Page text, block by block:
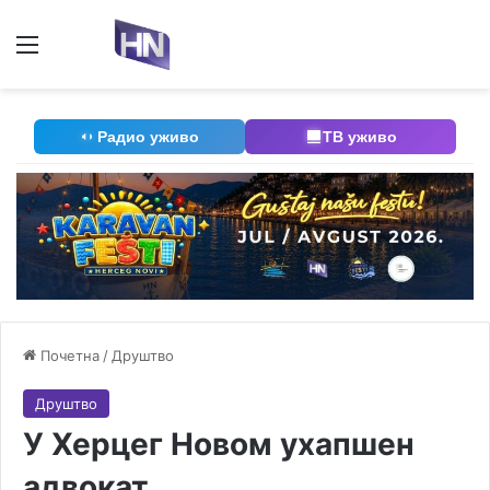
Радио уживо ТВ уживо
Почетна / Друштво
Друштво
У Херцег Новом ухапшен